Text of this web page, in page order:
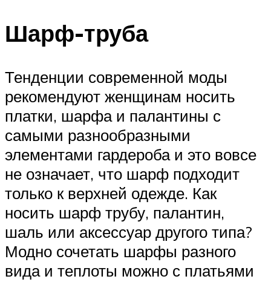
Шарф-труба
Тенденции современной моды
рекомендуют женщинам носить
платки, шарфа и палантины с
самыми разнообразными
элементами гардероба и это вовсе
не означает, что шарф подходит
только к верхней одежде. Как
носить шарф трубу, палантин,
шаль или аксессуар другого типа?
Модно сочетать шарфы разного
вида и теплоты можно с платьями